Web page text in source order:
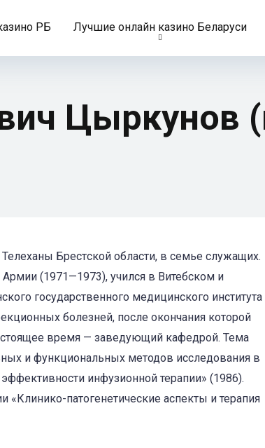
РБ Лучшие онлайн казино Беларуси
Цыркунов
Брест­ской области, в семье служащих.
(1971—1973), учился в Витебском и
государственного медицинского института
болезней, после окончания которой
время — заведующий кафедрой. Тема
и функциональных методов исследования в
инфузионной терапии» (1986).
«Клинико-патогенетические аспекты и терапия